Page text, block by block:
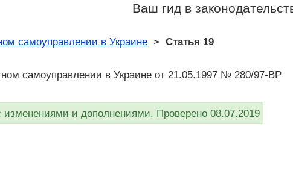
Ваш гид в
самоуправлении в Украине > Статья 19
самоуправлении в Украине от 21.05.1997 № 280/97-ВР
и дополнениями. Проверено 08.07.2019